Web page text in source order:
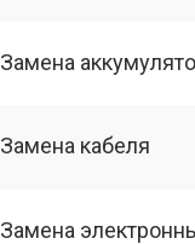
Замена
Замена кабеля
Замена